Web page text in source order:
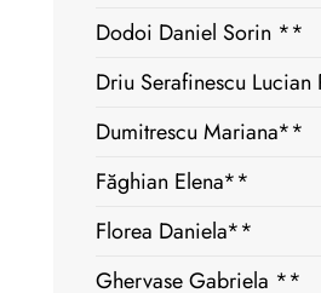
Dodoi Daniel Sorin **
Driu Serafinescu
Dumitrescu Mariana**
Făghian Elena**
Florea Daniela**
Ghervase Gabriela **